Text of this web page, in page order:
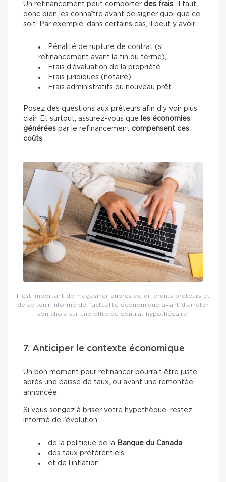
Un refinancement peut comporter des frais. Il faut
donc bien les connaître avant de signer quoi que ce
soit. Par exemple, dans certains cas, il peut y avoir :
Pénalité de rupture de contrat (si
refinancement avant la fin du terme),
Frais d’évaluation de la propriété,
Frais juridiques (notaire),
Frais administratifs du nouveau prêt.
Posez des questions aux prêteurs afin d’y voir plus
clair. Et surtout, assurez-vous que
les économies
générées par le refinancement compensent ces
coûts.
Il est important de magasiner auprès de différents prêteurs et
de se tenir informé de l’actualité économique avant d’arrêter
son choix sur une offre de contrat hypothécaire.
7. Anticiper le contexte économique
Un bon moment pour refinancer pourrait être juste
après une baisse de taux, ou avant une remontée
annoncée.
Si vous songez à briser votre hypothèque, restez
informé de l’évolution :
de la politique de la Banque du Canada,
des taux préférentiels,
et de l’inflation.